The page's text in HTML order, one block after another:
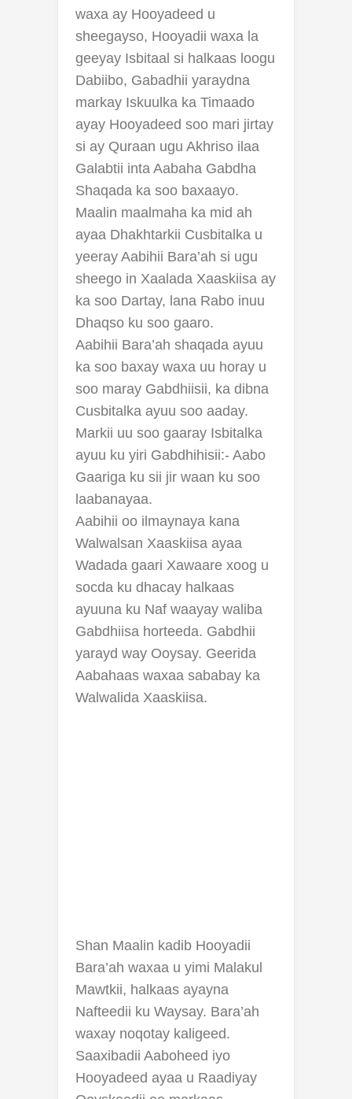
waxa ay Hooyadeed u
sheegayso, Hooyadii waxa la
geeyay Isbitaal si halkaas loogu
Dabiibo, Gabadhii yaraydna
markay Iskuulka ka Timaado
ayay Hooyadeed soo mari jirtay
si ay Quraan ugu Akhriso ilaa
Galabtii inta Aabaha Gabdha
Shaqada ka soo baxaayo.
Maalin maalmaha ka mid ah
ayaa Dhakhtarkii Cusbitalka u
yeeray Aabihii Bara’ah si ugu
sheego in Xaalada Xaaskiisa ay
ka soo Dartay, lana Rabo inuu
Dhaqso ku soo gaaro.
Aabihii Bara’ah shaqada ayuu
ka soo baxay waxa uu horay u
soo maray Gabdhiisii, ka dibna
Cusbitalka ayuu soo aaday.
Markii uu soo gaaray Isbitalka
ayuu ku yiri Gabdhihisii:- Aabo
Gaariga ku sii jir waan ku soo
laabanayaa.
Aabihii oo ilmaynaya kana
Walwalsan Xaaskiisa ayaa
Wadada gaari Xawaare xoog u
socda ku dhacay halkaas
ayuuna ku Naf waayay waliba
Gabdhiisa horteeda. Gabdhii
yarayd way Ooysay. Geerida
Aabahaas waxaa sababay ka
Walwalida Xaaskiisa.
Shan Maalin kadib Hooyadii
Bara’ah waxaa u yimi Malakul
Mawtkii, halkaas ayayna
Nafteedii ku Waysay. Bara’ah
waxay noqotay kaligeed.
Saaxibadii Aaboheed iyo
Hooyadeed ayaa u Raadiyay